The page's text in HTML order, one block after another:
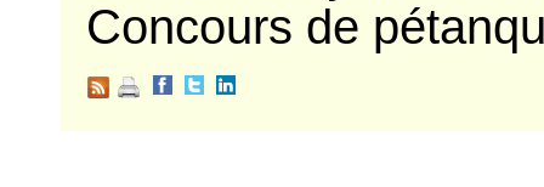
Concours de